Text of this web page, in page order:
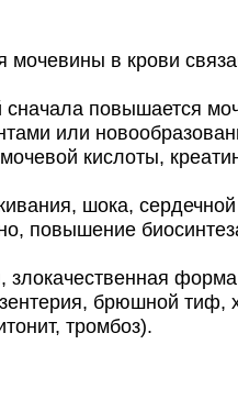
в крови
сначала повышается
или
кислоты,
шока,
повышение
брюшной тиф,
тромбоз).